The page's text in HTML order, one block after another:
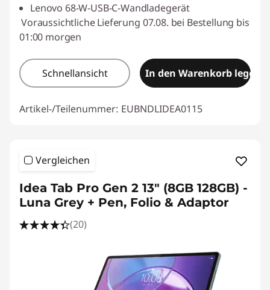
Lenovo 68-W-USB-C-Wandladegerät
Voraussichtliche Lieferung 07.08. bei Bestellung bis
01:00 morgen
Schnellansicht In den Warenkorb legen
Artikel-/Teilenummer: EUBNDLIDEA0115
Vergleichen
Idea Tab Pro Gen 2 13" (8GB 128GB) -
Luna Grey + Pen, Folio & Adaptor
(20)